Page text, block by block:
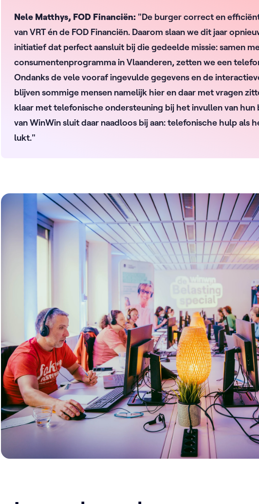
Nele Matthys, FOD Financiën: "De burger correct en
van VRT én de FOD Financiën. Daarom slaan we dit jaar
initiatief dat perfect aansluit bij die gedeelde missie: samen
consumentenprogramma in Vlaanderen, zetten we een
Ondanks de vele vooraf ingevulde gegevens en de
blijven sommige mensen namelijk hier en daar met vragen
klaar met telefonische ondersteuning bij het invullen van
van WinWin sluit daar naadloos bij aan: telefonische hulp als
lukt."